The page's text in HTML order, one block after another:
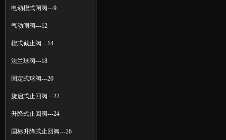
电动楔式闸阀---9
气动闸阀---12
楔式截止阀---14
法兰球阀---18
固定式球阀---20
旋启式止回阀---22
升降式止回阀---24
国标升降式止回阀---26